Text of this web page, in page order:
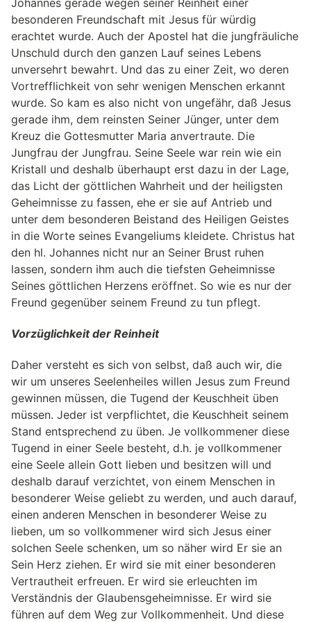
Johannes gerade wegen seiner Reinheit einer
besonderen Freundschaft mit Jesus für würdig
erachtet wurde. Auch der Apostel hat die jungfräuliche
Unschuld durch den ganzen Lauf seines Lebens
unversehrt bewahrt. Und das zu einer Zeit, wo deren
Vortrefflichkeit von sehr wenigen Menschen erkannt
wurde. So kam es also nicht von ungefähr, daß Jesus
gerade ihm, dem reinsten Seiner Jünger, unter dem
Kreuz die Gottesmutter Maria anvertraute. Die
Jungfrau der Jungfrau. Seine Seele war rein wie ein
Kristall und deshalb überhaupt erst dazu in der Lage,
das Licht der göttlichen Wahrheit und der heiligsten
Geheimnisse zu fassen, ehe er sie auf Antrieb und
unter dem besonderen Beistand des Heiligen Geistes
in die Worte seines Evangeliums kleidete. Christus hat
den hl. Johannes nicht nur an Seiner Brust ruhen
lassen, sondern ihm auch die tiefsten Geheimnisse
Seines göttlichen Herzens eröffnet. So wie es nur der
Freund gegenüber seinem Freund zu tun pflegt.
Vorzüglichkeit der Reinheit
Daher versteht es sich von selbst, daß auch wir, die
wir um unseres Seelenheiles willen Jesus zum Freund
gewinnen müssen, die Tugend der Keuschheit üben
müssen. Jeder ist verpflichtet, die Keuschheit seinem
Stand entsprechend zu üben. Je vollkommener diese
Tugend in einer Seele besteht, d.h. je vollkommener
eine Seele allein Gott lieben und besitzen will und
deshalb darauf verzichtet, von einem Menschen in
besonderer Weise geliebt zu werden, und auch darauf,
einen anderen Menschen in besonderer Weise zu
lieben, um so vollkommener wird sich Jesus einer
solchen Seele schenken, um so näher wird Er sie an
Sein Herz ziehen. Er wird sie mit einer besonderen
Vertrautheit erfreuen. Er wird sie erleuchten im
Verständnis der Glaubensgeheimnisse. Er wird sie
führen auf dem Weg zur Vollkommenheit. Und diese